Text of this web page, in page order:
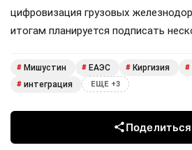
цифровизация грузовых
итогам планируется подписать
# Мишустин # ЕАЭС # Киргизия #
# интеграция ЕЩЕ +3
Поделиться